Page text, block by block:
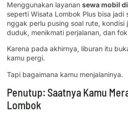
Menggunakan layanan sewa mobil
seperti Wisata Lombok Plus bisa jadi
nggak perlu pusing soal rute, kondisi
duduk, menikmati perjalanan, dan
Karena pada akhirnya, liburan itu
kamu pergi.
Tapi bagaimana kamu menjalaninya.
Penutup: Saatnya Kamu
Lombok